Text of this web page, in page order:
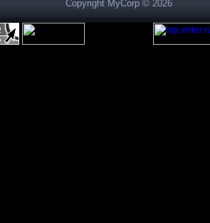
Copyright MyCorp © 2026